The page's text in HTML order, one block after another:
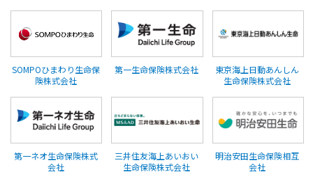
SOMPOひまわり生命保
険株式会社
第一生命保険株式会社
東京海上日動あんしん
生命保険株式会社
第一ネオ生命保険株式
会社
三井住友海上あいおい
生命保険株式会社
明治安田生命保険相互
会社